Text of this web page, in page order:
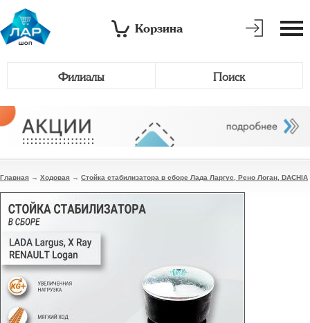
Корзина
Филиалы Поиск
Главная → Ходовая → Стойка стабилизатора в сборе Лада Ларгус, Рено Логан, DACHIA